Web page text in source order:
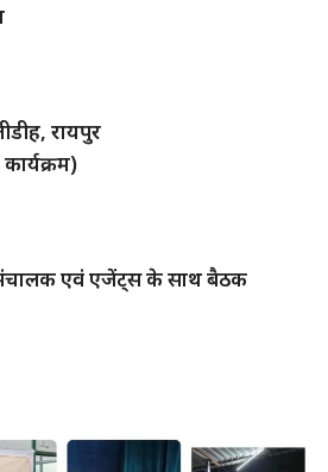
रायपुर
एवं एजेंट्स के साथ बैठक